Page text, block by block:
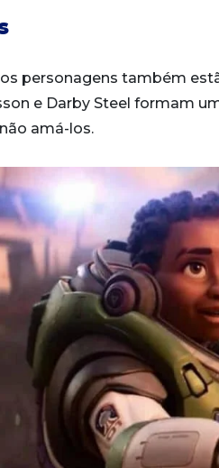
personagens também
e Darby Steel formam
amá-los.